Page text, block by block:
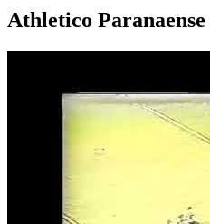
Athletico Paranaense